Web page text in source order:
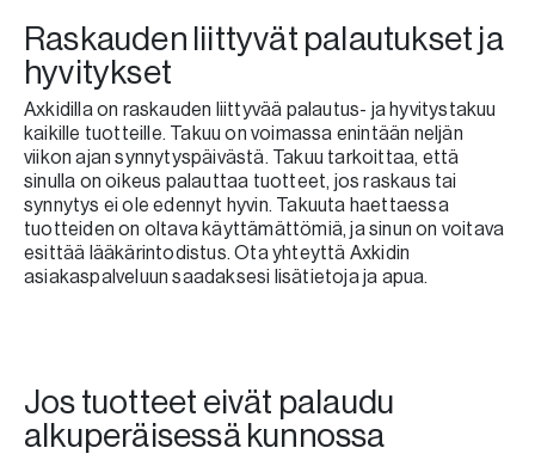
Raskauden liittyvät palautukset ja
hyvitykset
Axkidilla on raskauden liittyvää palautus- ja hyvitystakuu
kaikille tuotteille. Takuu on voimassa enintään neljän
viikon ajan synnytyspäivästä. Takuu tarkoittaa, että
sinulla on oikeus palauttaa tuotteet, jos raskaus tai
synnytys ei ole edennyt hyvin. Takuuta haettaessa
tuotteiden on oltava käyttämättömiä, ja sinun on voitava
esittää lääkärintodistus. Ota yhteyttä Axkidin
asiakaspalveluun saadaksesi lisätietoja ja apua.
Jos tuotteet eivät palaudu
alkuperäisessä kunnossa